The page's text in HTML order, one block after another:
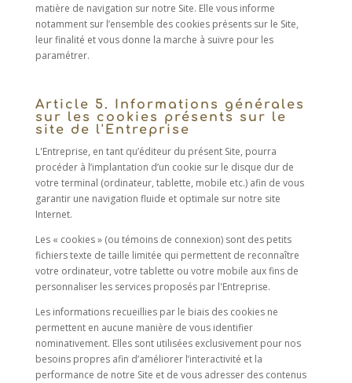
matière de navigation sur notre Site. Elle vous informe
notamment sur l’ensemble des cookies présents sur le Site,
leur finalité et vous donne la marche à suivre pour les
paramétrer.
Article 5. Informations générales
sur les cookies présents sur le
site de l'Entreprise
L'Entreprise, en tant qu’éditeur du présent Site, pourra
procéder à l’implantation d’un cookie sur le disque dur de
votre terminal (ordinateur, tablette, mobile etc.) afin de vous
garantir une navigation fluide et optimale sur notre site
Internet.
Les « cookies » (ou témoins de connexion) sont des petits
fichiers texte de taille limitée qui permettent de reconnaître
votre ordinateur, votre tablette ou votre mobile aux fins de
personnaliser les services proposés par l'Entreprise.
Les informations recueillies par le biais des cookies ne
permettent en aucune manière de vous identifier
nominativement. Elles sont utilisées exclusivement pour nos
besoins propres afin d’améliorer l’interactivité et la
performance de notre Site et de vous adresser des contenus